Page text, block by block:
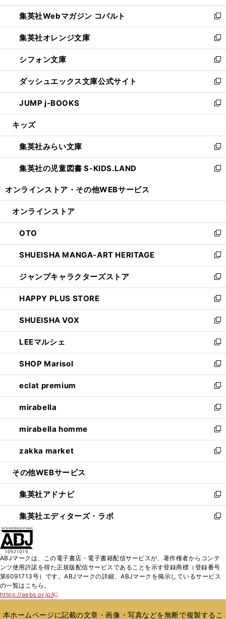
開
く
ウ
で
開
く
ン
ド
ウ
で
開
く
ウ
ィ
ン
ド
ウ
で
開
く
集英社Webマガジン コバルト
新
し
い
ウ
ィ
ン
ド
ウ
で
開
集英社オレンジ文庫
新
し
い
ウ
ィ
ン
ド
ウ
開
く
シフォン文庫
新
し
い
ウ
ィ
ン
ウ
で
開
く
ダッシュエックス文庫公式サイト
新
し
い
ウ
ン
ド
ウ
で
JUMP j-BOOKS
新
し
ウ
ィ
ン
ド
開
キッズ
集英社みらい文庫
新
し
い
ン
ウ
で
開
く
集英社の児童図書 S-KIDS.LAND
新
ウ
ン
ド
ウ
で
開
く
オンラインストア・ その他WEBサービス
オンラインストア
OTO
新
し
い
ウ
ィ
ン
ド
ウ
で
開
く
SHUEISHA MANGA-ART HERITAGE
新
し
い
ウ
ィ
ン
ド
ウ
で
開
く
ジャンプキャラクターズストア
新
し
い
ウ
ィ
ン
ド
ウ
で
開
く
HAPPY PLUS STORE
新
し
い
ウ
ィ
ン
ド
ウ
で
開
く
SHUEISHA VOX
新
し
い
ウ
ィ
ン
ド
ウ
で
開
く
LEEマルシェ
新
し
い
ウ
ィ
ン
ド
ウ
で
開
く
SHOP Marisol
新
し
い
ウ
ィ
ン
ド
ウ
で
開
eclat premium
新
し
い
ウ
ィ
ン
ド
ウ
開
く
mirabella
新
し
い
ウ
ィ
ン
ウ
で
開
く
mirabella homme
新
し
い
ウ
ン
ド
ウ
で
zakka market
新
し
ウ
ィ
ン
ド
く
その他WEBサービス
集英社アドナビ
新
し
い
ド
ウ
で
集英社エディターズ・ラボ
新
ィ
ン
ド
開
ABJマークは、この電子書店・電子書籍配信サービスが、著作権者からコンテ
ンツ使用許諾を得た正規版配信サービスであることを示す登録商標（登録番号
第6091713号）です。ABJマークの詳細、ABJマークを掲示しているサービス
の一覧はこちら。
https://aebs.or.jp/
新
い
本ホームページに記載の文章・画像・写真などを無断で複製するこ